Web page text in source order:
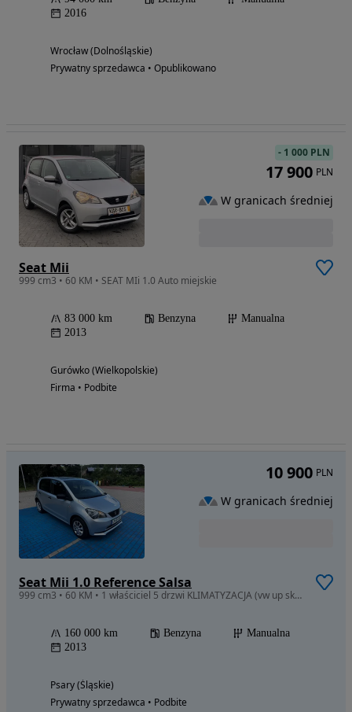
2016
Wrocław (Dolnośląskie)
Prywatny sprzedawca • Opublikowano
Seat Mii
999 cm3 • 60 KM • SEAT MIi 1.0 Auto miejskie
83 000 km Benzyna
Manualna
2013
Gurówko (Wielkopolskie)
Firma • Podbite
- 1 000 PLN
17 900 PLN
W granicach średniej
Seat Mii 1.0 Reference Salsa
999 cm3 • 60 KM • 1 właściciel 5 drzwi KLIMATYZACJA (vw up skoda citigo)
160 000 km Benzyna
Manualna
2013
Psary (Śląskie)
Prywatny sprzedawca • Podbite
10 900 PLN
W granicach średniej